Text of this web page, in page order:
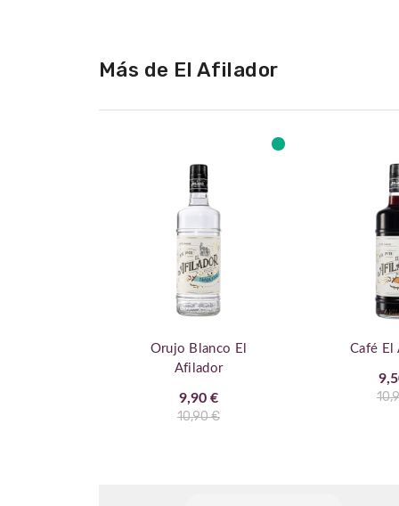
de
Más de El Afilador
Orujo Blanco El
Afilador
9,90 €
10,90 €
Café El